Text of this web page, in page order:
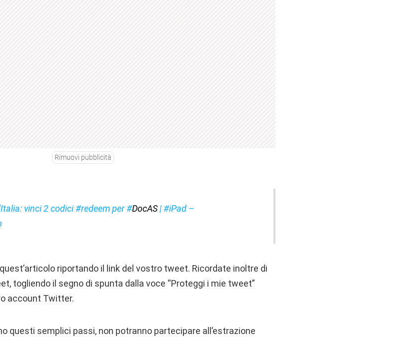
Rimuovi pubblicità
vinci 2 codici #redeem per #DocAS| #iPad –
riportando il link del vostro tweet. Ricordate inoltre di
togliendo il segno di spunta dalla voce “Proteggi i mie tweet”
account Twitter.
questi semplici passi, non potranno partecipare all’estrazione